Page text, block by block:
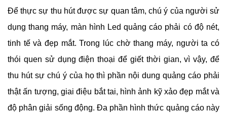
Để thực sự thu hút được sự quan tâm, chú ý của người sử
dụng thang máy, màn hình Led quảng cáo phải có độ nét,
tinh tế và đẹp mắt. Trong lúc chờ thang máy, người ta có
thói quen sử dụng điện thoại để giết thời gian, vì vậy, để
thu hút sự chú ý của họ thì phần nội dung quảng cáo phải
thật ấn tượng, giai điệu bắt tai, hình ảnh kỹ xảo đẹp mắt và
độ phân giải sống động. Đa phần hình thức quảng cáo này